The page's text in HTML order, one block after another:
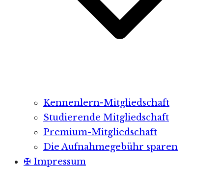
Kennenlern-Mitgliedschaft
Studierende Mitgliedschaft
Premium-Mitgliedschaft
Die Aufnahmegebühr sparen
✠ Impressum